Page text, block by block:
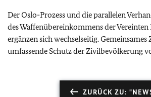
Der Oslo-Prozess und die parallelen
des Waffenübereinkommens der
ergänzen sich wechselseitig. Gemeinsames
umfassende Schutz der Zivilbevölkerung
ZURÜCK ZU: